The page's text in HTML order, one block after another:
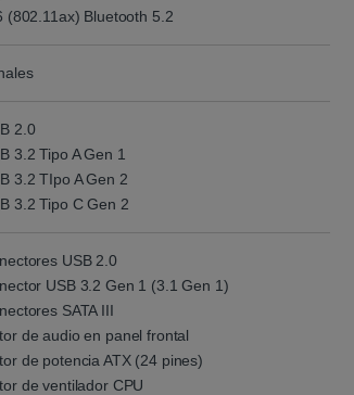
(802.11ax) Bluetooth 5.2
2.0
3.2 Tipo A Gen 1
3.2 TIpo A Gen 2
3.2 Tipo C Gen 2
USB 2.0
USB 3.2 Gen 1 (3.1 Gen 1)
SATA III
de audio en panel frontal
de potencia ATX (24 pines)
de ventilador CPU